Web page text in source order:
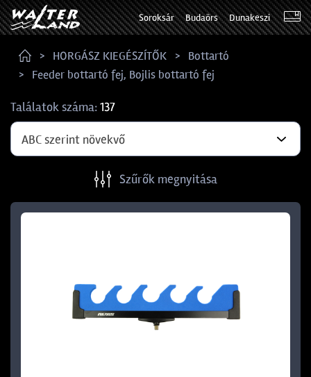
Soroksár Budaörs Dunakeszi
HORGÁSZ KIEGÉSZÍTŐK
Bottartó
Feeder bottartó fej, Bojlis bottartó fej
Találatok száma:137
ABC szerint növekvő
Szűrők megnyitása